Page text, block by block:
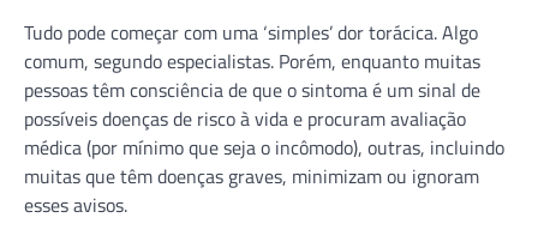
Tudo pode começar com uma ‘simples’ dor torácica. Algo
comum, segundo especialistas. Porém, enquanto muitas
pessoas têm consciência de que o sintoma é um sinal de
possíveis doenças de risco à vida e procuram avaliação
médica (por mínimo que seja o incômodo), outras, incluindo
muitas que têm doenças graves, minimizam ou ignoram
esses avisos.